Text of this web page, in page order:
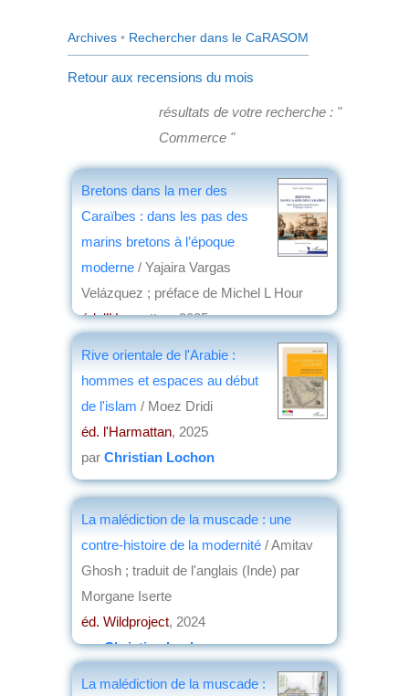
Archives • Rechercher dans le CaRASOM
Retour aux recensions du mois
résultats de votre recherche : "
Commerce "
Bretons dans la mer des
Caraïbes : dans les pas des
marins bretons à l’époque
moderne / Yajaira Vargas
Velázquez ; préface de Michel L Hour
éd. l’Harmattan, 2025
Rive orientale de l'Arabie :
hommes et espaces au début
de l'islam / Moez Dridi
éd. l'Harmattan, 2025
par Christian Lochon
La malédiction de la muscade : une
contre-histoire de la modernité / Amitav
Ghosh ; traduit de l'anglais (Inde) par
Morgane Iserte
éd. Wildproject, 2024
parChristian Lochon
La malédiction de la muscade :